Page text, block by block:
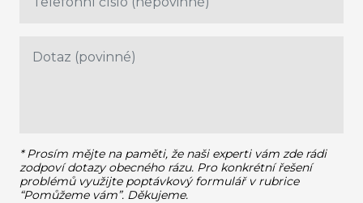
* Prosím mějte na paměti, že naši experti vám zde rádi
zodpoví dotazy obecného rázu. Pro konkrétní řešení
problémů využijte poptávkový formulář v rubrice
“Pomůžeme vám”. Děkujeme.